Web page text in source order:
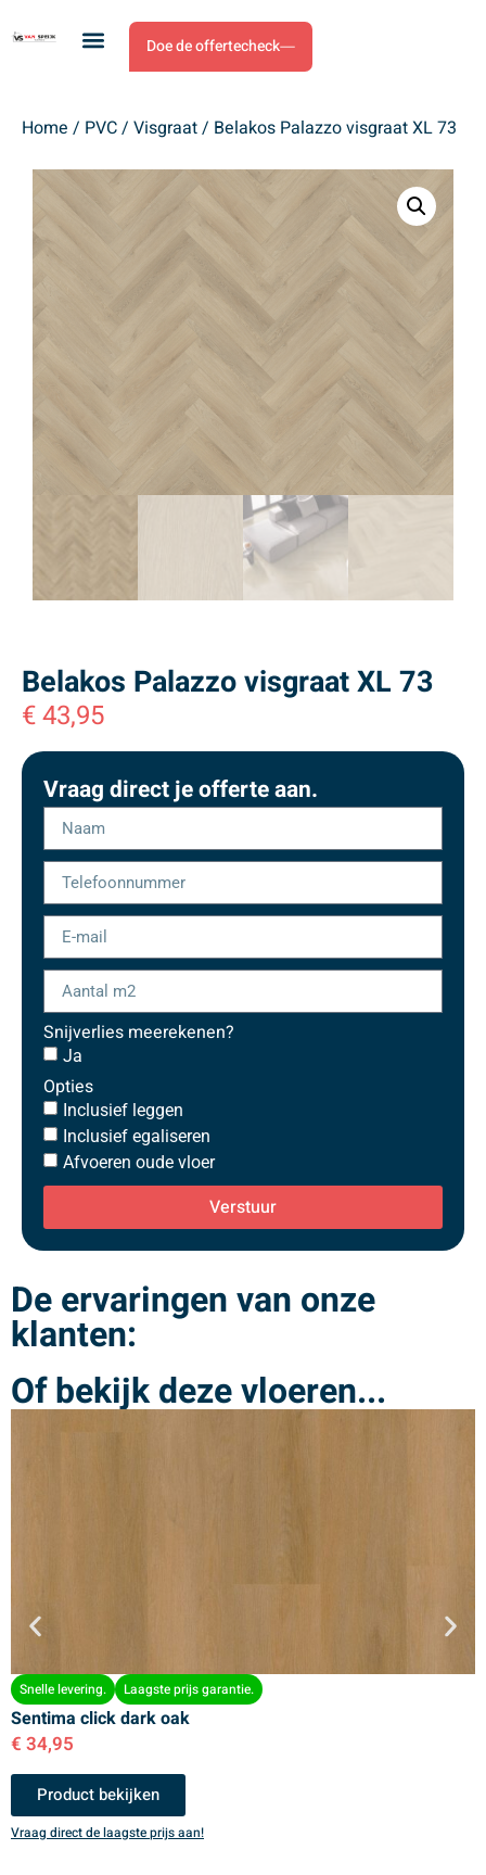
Doe de offertecheck
Home / PVC/ Visgraat/ Belakos Palazzo visgraat XL 73
Belakos Palazzo visgraat XL 73
€43,95
Vraag direct je offerte aan.
Snijverlies meerekenen?
Ja
Opties
Inclusief leggen
Inclusief egaliseren
Afvoeren oude vloer
Verstuur
De ervaringen van onze
klanten:
Of bekijk deze vloeren...
Snelle levering. Laagste prijs garantie.
Sentima click dark oak
€ 34,95
Product bekijken
Vraag direct de laagste prijs aan!